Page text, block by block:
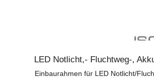
LED Notlicht,- Fluchtweg-,
Einbaurahmen für LED Notlicht/